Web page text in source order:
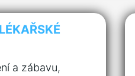
a zábavu,